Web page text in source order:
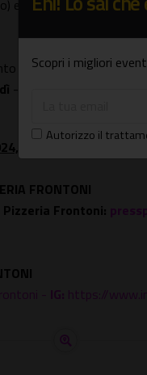
e Francesco Caprara
Live) - Via Assisi 117,
-
ore 21.00
FRONTONI
Pizzeria Frontoni:
- IG: https://
Scopri i migliori
Autorizzo il